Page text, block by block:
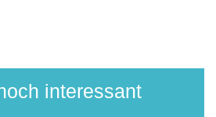
interessant